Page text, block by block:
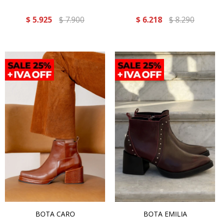
$ 5.925 $7.900 $ 6.218 $8.290
BOTA CARO BOTA EMILIA